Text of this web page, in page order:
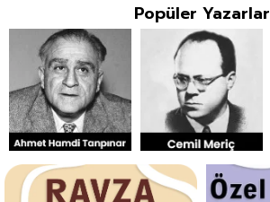
Popüler Yazarlar